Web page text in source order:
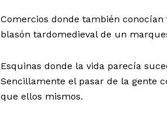
Comercios donde también
blasón tardomedieval de un
Esquinas donde la vida parecía
Sencillamente el pasar de la gente
que ellos mismos.